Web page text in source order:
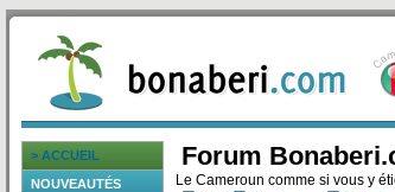
> ACCUEIL
NOUVEAUTÉS
Forum
Le Cameroun comme si vous y